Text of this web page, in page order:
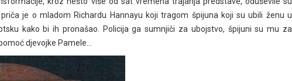
priča je o mladom Richardu Hannayu koji tragom špijuna koji su ubili ženu u
kako bi ih pronašao. Policija ga sumnjiči za ubojstvo, špijuni su mu za
djevojke Pamele…